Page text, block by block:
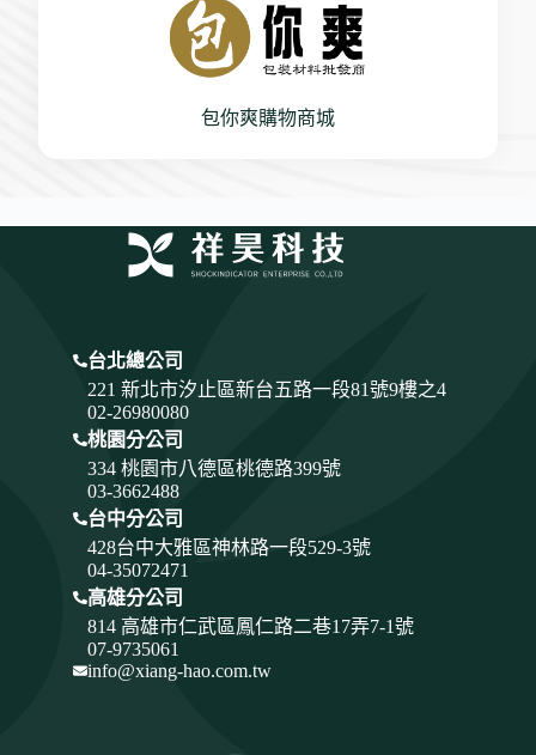
包你爽購物商城
台北總公司
221 新北市汐止區新台五路一段81號9樓之4
02-26980080
桃園分公司
334 桃園市八德區桃德路399號
03-3662488
台中分公司
428台中大雅區神林路一段529-3號
04-35072471
高雄分公司
814 高雄市仁武區鳳仁路二巷17弄7-1號
07-9735061
info@xiang-hao.com.tw